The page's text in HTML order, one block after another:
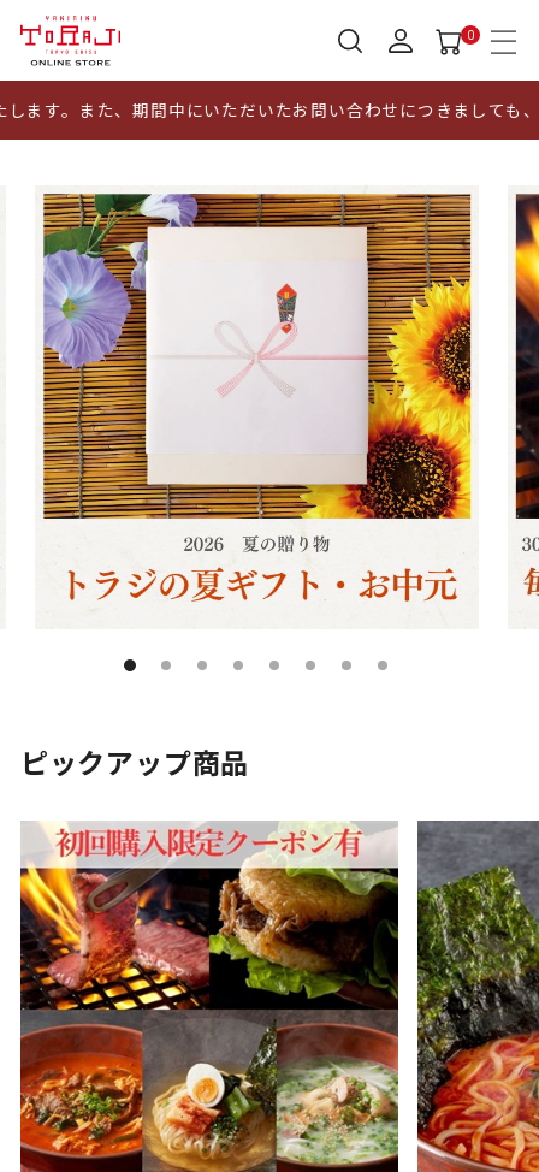
0
、期間中にいただいたお問い合わせにつきましても、17日以
ピックアップ商品